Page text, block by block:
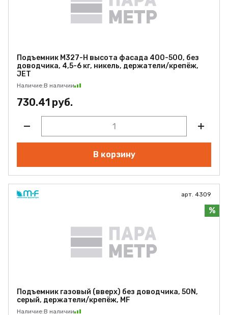
Подъемник M327-H высота фасада 400-500, без
доводчика, 4,5-6 кг, никель, держатели/крепёж,
JET
Наличие:В наличии
730.41 руб.
В корзину
арт. 4309
%
Подъемник газовый (вверх) без доводчика, 50N,
серый, держатели/крепёж, MF
Наличие:В наличии